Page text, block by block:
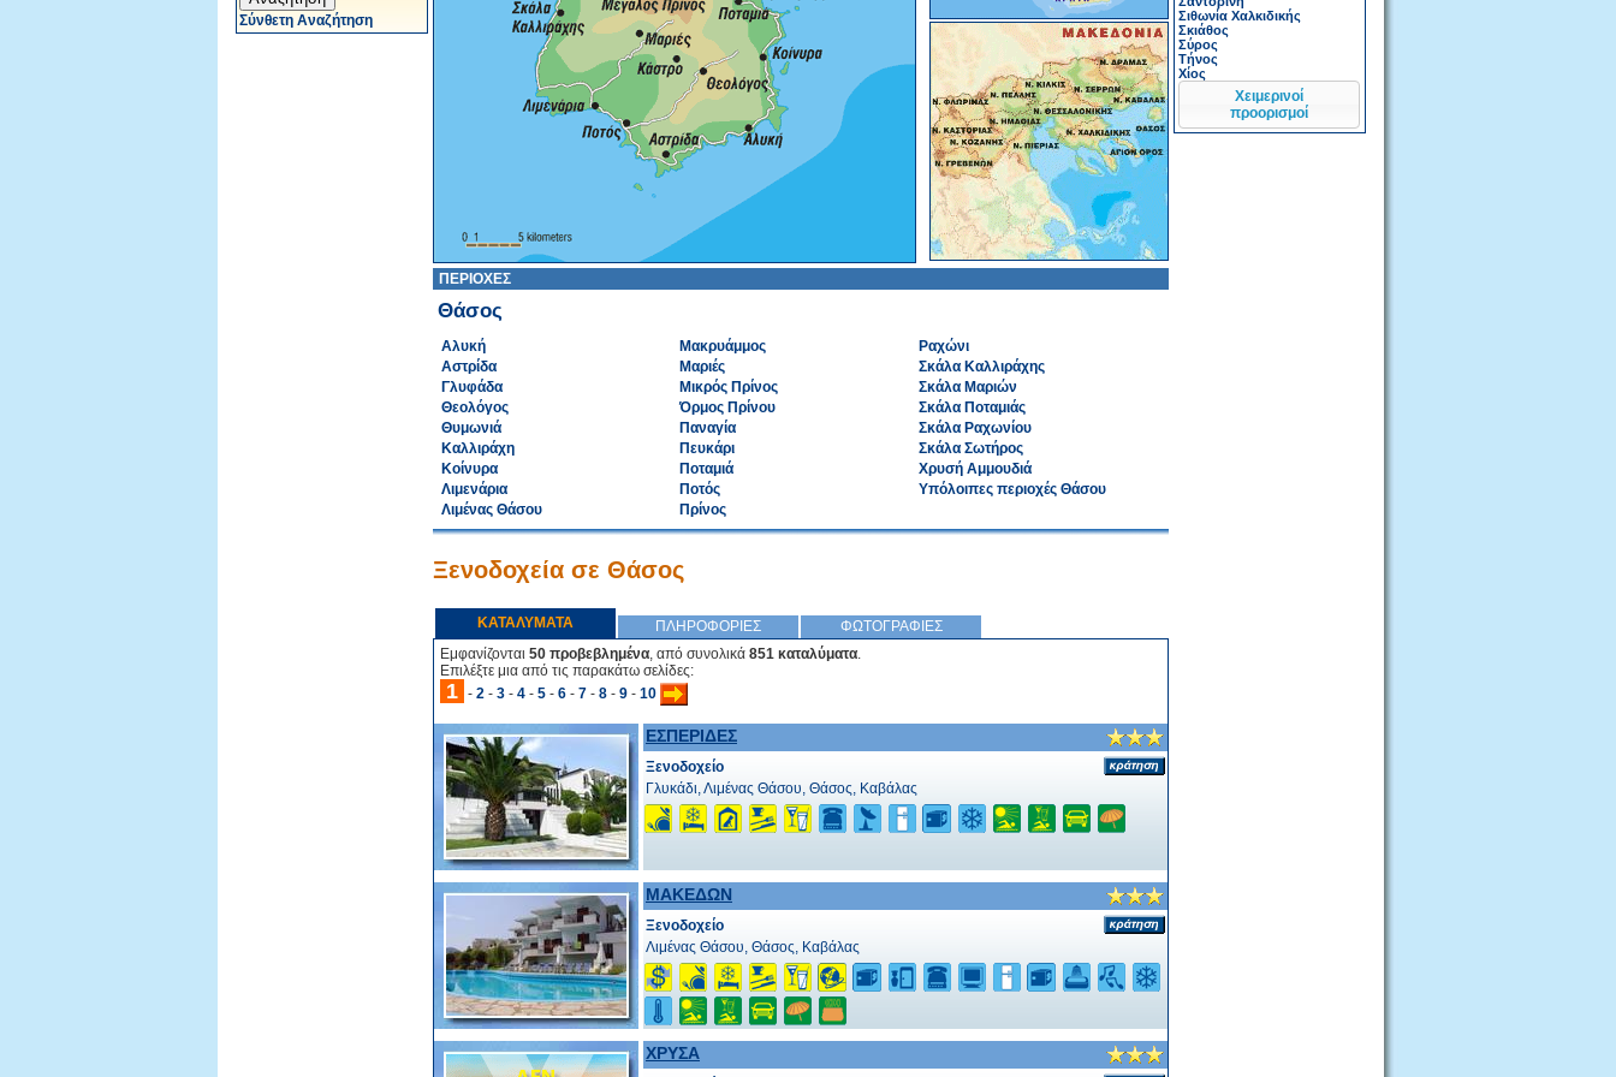
Σύνθετη Αναζήτηση
ΠΕΡΙΟΧΕΣ
Θάσος
Αλυκή
Αστρίδα
Γλυφάδα
Θεολόγος
Θυμωνιά
Καλλιράχη
Κοίνυρα
Λιμενάρια
Λιμένας Θάσου
Μακρυάμμος
Μαριές
Μικρός Πρίνος
Όρμος Πρίνου
Παναγία
Πευκάρι
Ποταμιά
Ποτός
Πρίνος
Ραχώνι
Σκάλα Καλλιράχης
Σκάλα Μαριών
Σκάλα Ποταμιάς
Σκάλα Ραχωνίου
Σκάλα Σωτήρος
Χρυσή Αμμουδιά
Υπόλοιπες περιοχές Θάσου
Ξενοδοχεία σε Θάσος
ΚΑΤΑΛΥΜΑΤΑ ΠΛΗΡΟΦΟΡΙΕΣ
ΦΩΤΟΓΡΑΦΙΕΣ
Εμφανίζονται 50 προβεβλημένα, από συνολικά 851 καταλύματα.
Επιλέξτε μια από τις παρακάτω σελίδες:
1 - 2 - 3 - 4 - 5 - 6 - 7 - 8 - 9 - 10
ΕΣΠΕΡΙΔΕΣ
Ξενοδοχείο
Γλυκάδι, Λιμένας Θάσου, Θάσος, Καβάλας
ΜΑΚΕΔΩΝ
Ξενοδοχείο
Λιμένας Θάσου, Θάσος, Καβάλας
ΧΡΥΣΑ
Σιθωνία Χαλκιδικής
Σκιάθος
Σύρος
Τήνος
Χίος
Χειμερινοί
προορισμοί